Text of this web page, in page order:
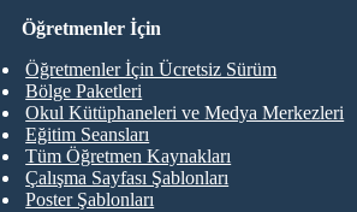
Öğretmenler İçin
Öğretmenler İçin Ücretsiz Sürüm
Bölge Paketleri
Okul Kütüphaneleri ve Medya Merkezleri
Eğitim Seansları
Tüm Öğretmen Kaynakları
Çalışma Sayfası Şablonları
Poster Şablonları